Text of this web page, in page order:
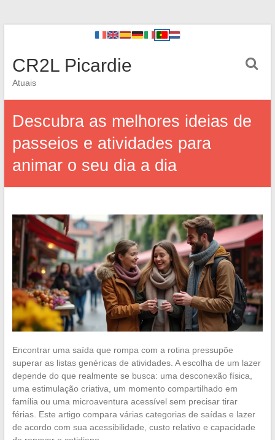
CR2L Picardie
Atuais
Descubra as melhores ideias de
passeios e atividades para
animar o seu dia a dia
Encontrar uma saída que rompa com a rotina pressupõe
superar as listas genéricas de atividades. A escolha de um lazer
depende do que realmente se busca: uma desconexão física,
uma estimulação criativa, um momento compartilhado em
família ou uma microaventura acessível sem precisar tirar
férias. Este artigo compara várias categorias de saídas e lazer
de acordo com sua acessibilidade, custo relativo e capacidade